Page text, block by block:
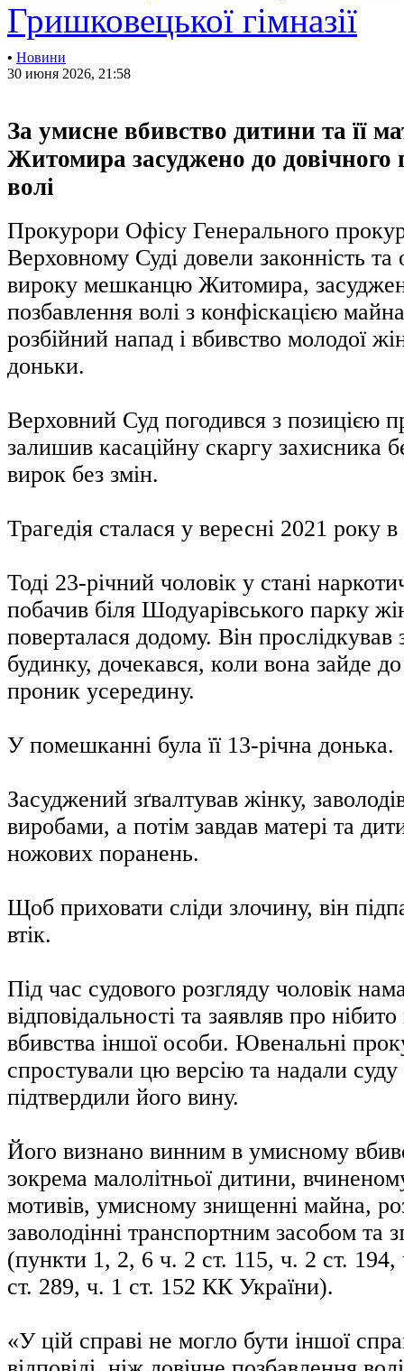
Гришковецької гімназії
• Новини
30 июня 2026, 21:58
За умисне вбивство дитини та її
Житомира засуджено до довічного
волі
Прокурори Офісу Генерального
Верховному Суді довели законність та
вироку мешканцю Житомира,
позбавлення волі з конфіскацією
розбійний напад і вбивство молодої
доньки.
Верховний Суд погодився з позицією
залишив касаційну скаргу захисника
вирок без змін.
Трагедія сталася у вересні 2021 року
Тоді 23-річний чоловік у стані
побачив біля Шодуарівського парку
поверталася додому. Він
будинку, дочекався, коли вона зайде
проник усередину.
У помешканні була її 13-річна донька.
Засуджений зґвалтував жінку,
виробами, а потім завдав матері та
ножових поранень.
Щоб приховати сліди злочину, він
втік.
Під час судового розгляду чоловік
відповідальності та заявляв про
вбивства іншої особи. Ювенальні
спростували цю версію та надали суду
підтвердили його вину.
Його визнано винним в умисному
зокрема малолітньої дитини,
мотивів, умисному знищенні майна,
заволодінні транспортним засобом та
(пункти 1, 2, 6 ч. 2 ст. 115, ч. 2 ст.
ст. 289, ч. 1 ст. 152 КК України).
«У цій справі не могло бути іншої